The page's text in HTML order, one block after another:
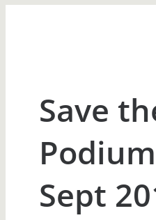
Save
Sept